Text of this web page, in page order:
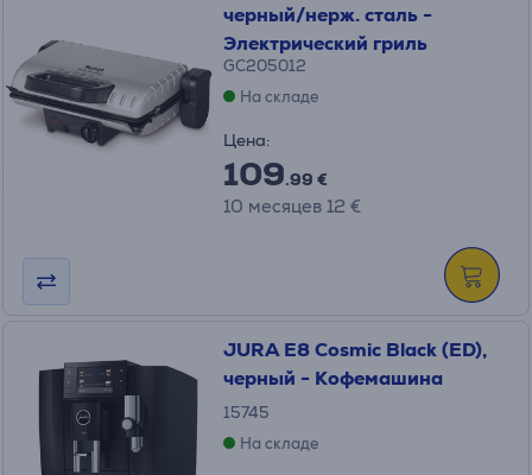
черный/нерж. сталь -
Электрический гриль
GC205012
На складе
Цена:
109.99 €
10 месяцев 12 €
JURA E8 Cosmic Black (ED),
черный - Кофемашина
15745
На складе